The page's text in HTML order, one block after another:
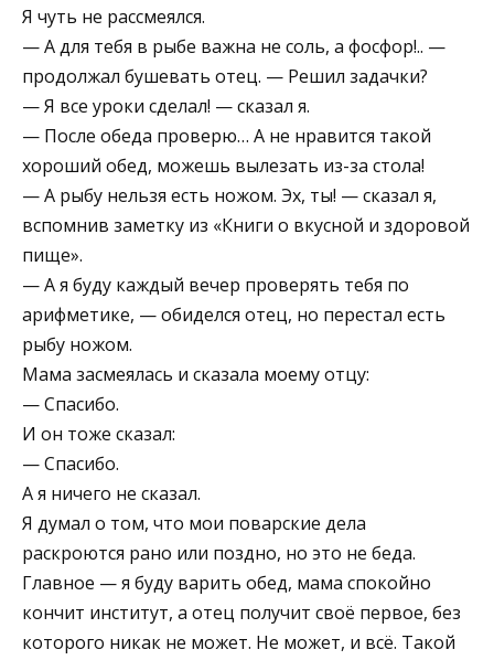
Я чуть не рассмеялся.
— А для тебя в рыбе важна не соль, а фосфор!.. —
продолжал бушевать отец. — Решил задачки?
— Я все уроки сделал! — сказал я.
— После обеда проверю… А не нравится такой
хороший обед, можешь вылезать из-за стола!
— А рыбу нельзя есть ножом. Эх, ты! — сказал я,
вспомнив заметку из «Книги о вкусной и здоровой
пище».
— А я буду каждый вечер проверять тебя по
арифметике, — обиделся отец, но перестал есть
рыбу ножом.
Мама засмеялась и сказала моему отцу:
— Спасибо.
И он тоже сказал:
— Спасибо.
А я ничего не сказал.
Я думал о том, что мои поварские дела
раскроются рано или поздно, но это не беда.
Главное — я буду варить обед, мама спокойно
кончит институт, а отец получит своё первое, без
которого никак не может. Не может, и всё. Такой